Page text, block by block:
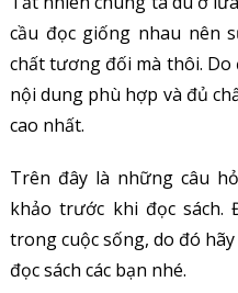
cầu đọc giống nhau nên
chất tương đối mà thôi. Do
nội dung phù hợp và đủ
cao nhất.
Trên đây là những câu
khảo trước khi đọc sách.
trong cuộc sống, do đó
đọc sách các bạn nhé.